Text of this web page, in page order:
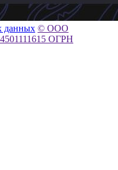
данных © ООО
ОГРН